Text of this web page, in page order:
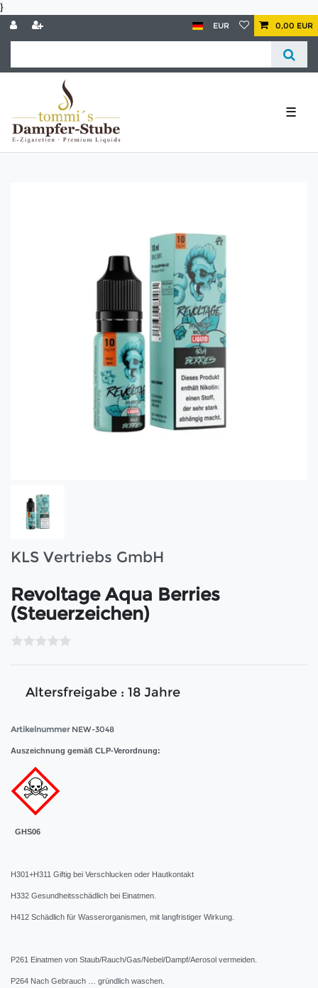
}
EUR 0,00 EUR
☰
KLS Vertriebs GmbH
Revoltage Aqua Berries
(Steuerzeichen)
Altersfreigabe : 18 Jahre
Artikelnummer NEW-3048
Auszeichnung gemäß CLP-Verordnung:
GHS06
H301+H311 Giftig bei Verschlucken oder Hautkontakt
H332 Gesundheitsschädlich bei Einatmen.
H412 Schädlich für Wasserorganismen, mit langfristiger Wirkung.
P261 Einatmen von Staub/Rauch/Gas/Nebel/Dampf/Aerosol vermeiden.
P264 Nach Gebrauch … gründlich waschen.